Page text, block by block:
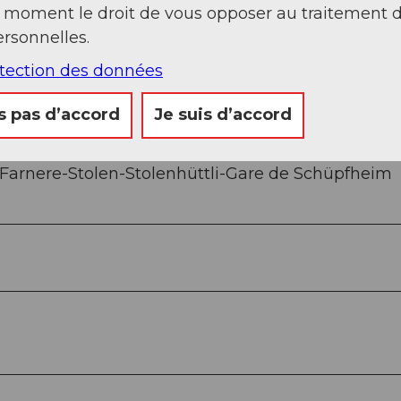
Sep Oct Nov Déc
Stolen-Stolenhüttli-Gare de Schüpfheim
le droit de vous opposer au traitement
des données
pas d’accord Je suis d’accord